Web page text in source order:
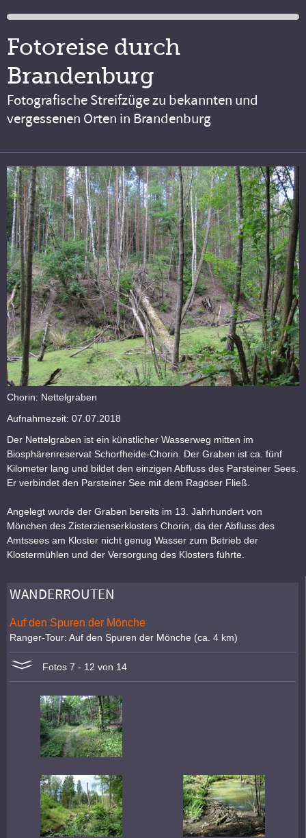
Fotoreise durch
Brandenburg
Fotografische Streifzüge zu bekannten und
vergessenen Orten in Brandenburg
Chorin: Nettelgraben
Aufnahmezeit: 07.07.2018
Der Nettelgraben ist ein künstlicher Wasserweg mitten im
Biosphärenreservat Schorfheide-Chorin. Der Graben ist ca. fünf
Kilometer lang und bildet den einzigen Abfluss des Parsteiner Sees.
Er verbindet den Parsteiner See mit dem Ragöser Fließ.
Angelegt wurde der Graben bereits im 13. Jahrhundert von
Mönchen des Zisterzienserklosters Chorin, da der Abfluss des
Amtssees am Kloster nicht genug Wasser zum Betrieb der
Klostermühlen und der Versorgung des Klosters führte.
WANDERROUTEN
Auf den Spuren der Mönche
Ranger-Tour: Auf den Spuren der Mönche (ca. 4 km)
Fotos 7 - 12 von 14